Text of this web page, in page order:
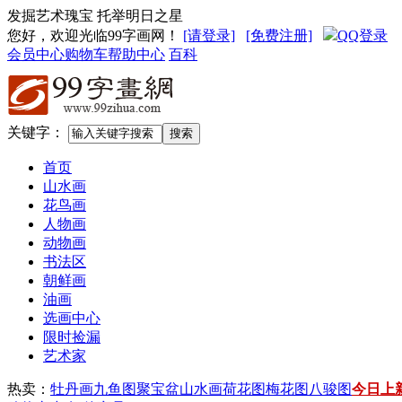
发掘艺术瑰宝 托举明日之星
您好，欢迎光临99字画网 ！ [请登录] [免费注册]
QQ登录
会员中心购物车帮助中心 百科
关键字：
首页
山水画
花鸟画
人物画
动物画
书法区
朝鲜画
油画
选画中心
限时捡漏
艺术家
热卖： 牡丹画九鱼图聚宝盆山水画荷花图梅花图 八骏图今日上